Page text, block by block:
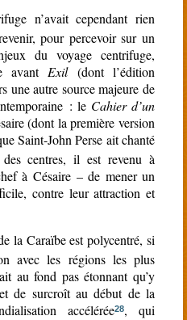
n’avait cependant rien
pour percevoir sur un
du voyage centrifuge,
avantExil(dont l’édition
une autre source majeure de
: le Cahier d’un
(dont la première version
Saint-John Perse ait chanté
centres, il est revenu à
à Césaire – de mener un
contre leur attraction et
la Caraïbe est polycentré, si
avec les régions les plus
au fond pas étonnant qu’y
de surcroît au début de la
accélérée28, qui